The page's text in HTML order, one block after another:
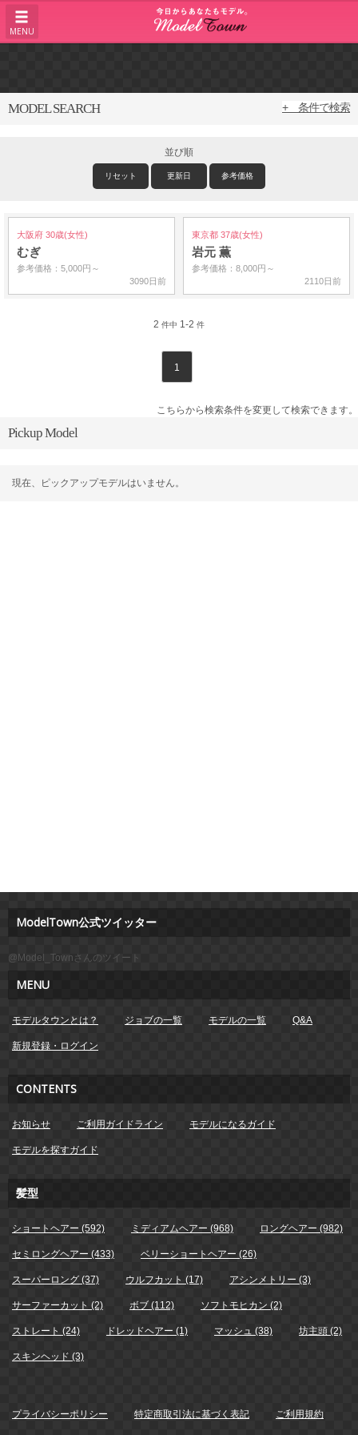
MENU
MODEL SEARCH + 条件で検索
並び順
リセット 更新日 参考価格
大阪府 30歳(女性)
むぎ
参考価格：5,000円～
3090日前
東京都 37歳(女性)
岩元 薫
参考価格：8,000円～
2110日前
2 件中 1-2 件
1
こちらから検索条件を変更して検索できます。
Pickup Model
現在、ピックアップモデルはいません。
ModelTown公式ツイッター
@Model_Townさんのツイート
MENU
モデルタウンとは？ ジョブの一覧 モデルの一覧 Q&A
新規登録・ログイン
CONTENTS
お知らせ ご利用ガイドライン モデルになるガイド
モデルを探すガイド
髪型
ショートヘアー (592) ミディアムヘアー (968) ロングヘアー (982)
セミロングヘアー (433) ベリーショートヘアー (26)
スーパーロング (37) ウルフカット (17) アシンメトリー (3)
サーファーカット (2) ボブ (112) ソフトモヒカン (2)
ストレート (24) ドレッドヘアー (1) マッシュ (38) 坊主頭 (2)
スキンヘッド (3)
プライバシーポリシー 特定商取引法に基づく表記 ご利用規約